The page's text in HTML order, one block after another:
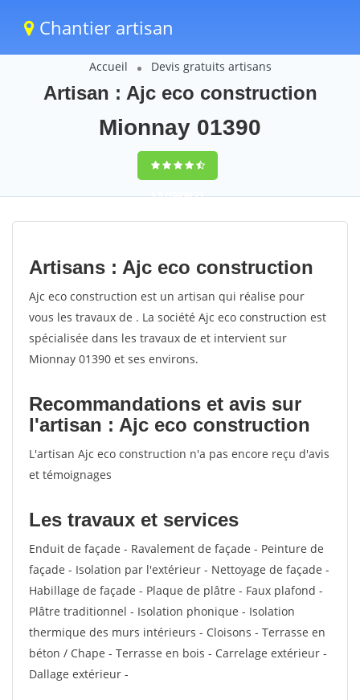
Chantier artisan
Accueil Devis gratuits artisans
Artisan : Ajc eco construction
Mionnay 01390
9,5(100%)71
votes
Artisans : Ajc eco construction
Ajc eco construction est un artisan qui réalise pour
vous les travaux de . La société Ajc eco construction est
spécialisée dans les travaux de et intervient sur
Mionnay 01390 et ses environs.
Recommandations et avis sur
l'artisan : Ajc eco construction
L'artisan Ajc eco construction n'a pas encore reçu d'avis
et témoignages
Les travaux et services
Enduit de façade - Ravalement de façade - Peinture de
façade - Isolation par l'extérieur - Nettoyage de façade -
Habillage de façade - Plaque de plâtre - Faux plafond -
Plâtre traditionnel - Isolation phonique - Isolation
thermique des murs intérieurs - Cloisons - Terrasse en
béton / Chape - Terrasse en bois - Carrelage extérieur -
Dallage extérieur -